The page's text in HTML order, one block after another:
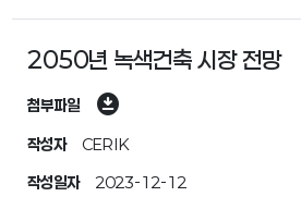
2050년 녹색건축 시장 전망
첨부파일 download_for_offline
작성자 CERIK
작성일자 2023-12-12